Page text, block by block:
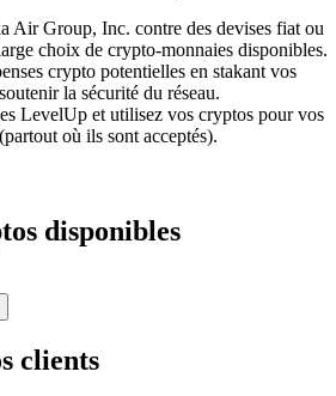
Air Group, Inc. contre des devises fiat ou
choix de crypto-monnaies disponibles.
crypto potentielles en stakant vos
la sécurité du réseau.
LevelUp et utilisez vos cryptos pour vos
où ils sont acceptés).
disponibles
clients